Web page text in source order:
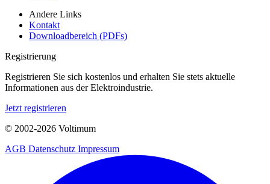
Andere Links
Kontakt
Downloadbereich (PDFs)
Registrierung
Registrieren Sie sich kostenlos und erhalten Sie stets aktuelle
Informationen aus der Elektroindustrie.
Jetzt registrieren
© 2002-2026 Voltimum
AGB Datenschutz Impressum